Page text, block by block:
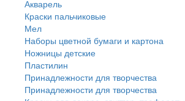
Акварель
Краски пальчиковые
Мел
Наборы цветной бумаги и картона
Ножницы детские
Пластилин
Принадлежности для творчества
Принадлежности для творчества